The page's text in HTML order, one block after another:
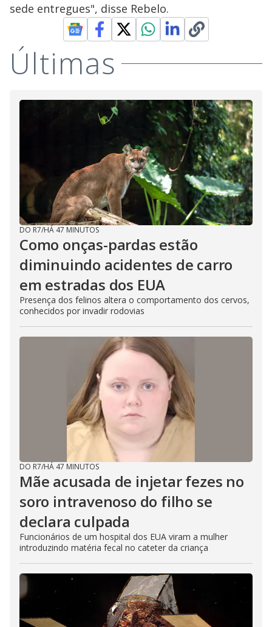
sede entregues", disse Rebelo.
Últimas
DO R7/HÁ 47 MINUTOS
Como onças-pardas estão
diminuindo acidentes de carro
em estradas dos EUA
Presença dos felinos altera o comportamento dos cervos,
conhecidos por invadir rodovias
DO R7/HÁ 47 MINUTOS
Mãe acusada de injetar fezes no
soro intravenoso do filho se
declara culpada
Funcionários de um hospital dos EUA viram a mulher
introduzindo matéria fecal no cateter da criança